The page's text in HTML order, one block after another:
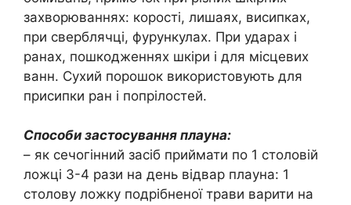
захворюваннях: корості, лишаях, висипках,
при сверблячці, фурункулах. При ударах і
ранах, пошкодженнях шкіри і для місцевих
ванн. Сухий порошок використовують для
присипки ран і попрілостей.
Способи застосування плауна:
– як сечогінний засіб приймати по 1 столовій
ложці 3-4 рази на день відвар плауна: 1
столову ложку подрібненої трави варити на